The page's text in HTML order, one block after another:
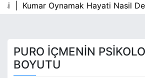
|
Kumar Oynamak Hayati Nasil
PURO İÇMENIN
BOYUTU